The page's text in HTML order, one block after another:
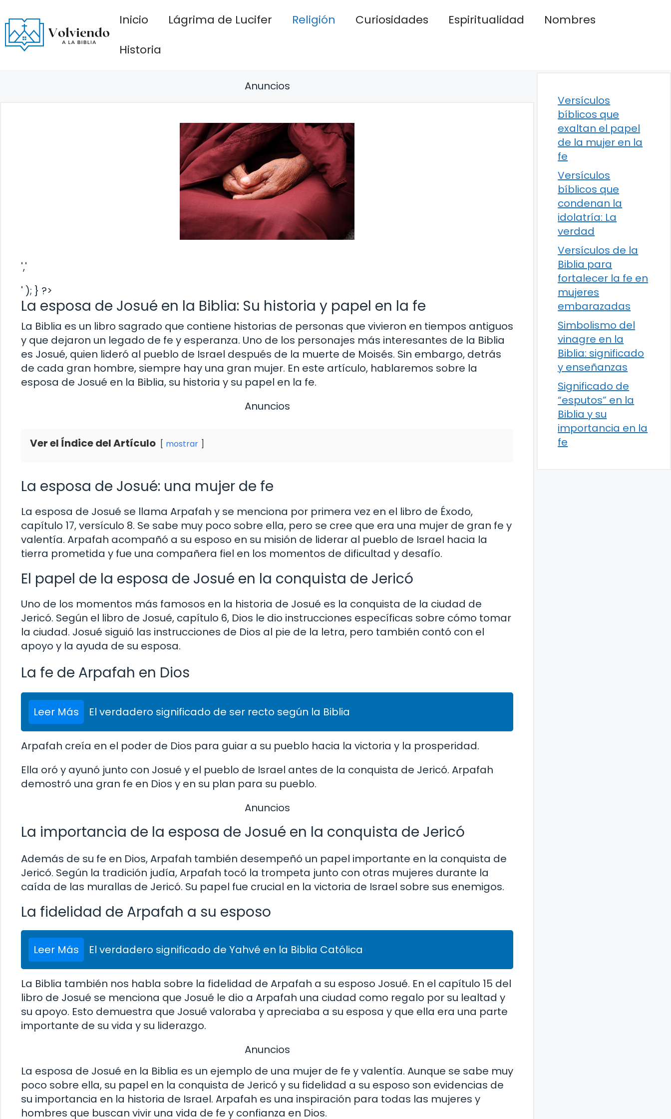
al
contenido
Inicio Lágrima de Lucifer Religión Curiosidades Espiritualidad
Nombres
Historia
Anuncios
','
' ); } ?>
La esposa de Josué en la Biblia: Su historia y papel en la fe
La Biblia es un libro sagrado que contiene historias de personas que vivieron en tiempos antiguos
y que dejaron un legado de fe y esperanza. Uno de los personajes más interesantes de la Biblia
es Josué, quien lideró al pueblo de Israel después de la muerte de Moisés. Sin embargo, detrás
de cada gran hombre, siempre hay una gran mujer. En este artículo, hablaremos sobre la
esposa de Josué en la Biblia, su historia y su papel en la fe.
Anuncios
Ver el Índice del Artículo mostrar
La esposa de Josué: una mujer de fe
La esposa de Josué se llama Arpafah y se menciona por primera vez en el libro de Éxodo,
capítulo 17, versículo 8. Se sabe muy poco sobre ella, pero se cree que era una mujer de gran fe y
valentía. Arpafah acompañó a su esposo en su misión de liderar al pueblo de Israel hacia la
tierra prometida y fue una compañera fiel en los momentos de dificultad y desafío.
El papel de la esposa de Josué en la conquista de Jericó
Uno de los momentos más famosos en la historia de Josué es la conquista de la ciudad de
Jericó. Según el libro de Josué, capítulo 6, Dios le dio instrucciones específicas sobre cómo tomar
la ciudad. Josué siguió las instrucciones de Dios al pie de la letra, pero también contó con el
apoyo y la ayuda de su esposa.
La fe de Arpafah en Dios
Leer Más El verdadero significado de ser recto según la Biblia
Arpafah creía en el poder de Dios para guiar a su pueblo hacia la victoria y la prosperidad.
Ella oró y ayunó junto con Josué y el pueblo de Israel antes de la conquista de Jericó. Arpafah
demostró una gran fe en Dios y en su plan para su pueblo.
Anuncios
La importancia de la esposa de Josué en la conquista de Jericó
Además de su fe en Dios, Arpafah también desempeñó un papel importante en la conquista de
Jericó. Según la tradición judía, Arpafah tocó la trompeta junto con otras mujeres durante la
caída de las murallas de Jericó. Su papel fue crucial en la victoria de Israel sobre sus enemigos.
La fidelidad de Arpafah a su esposo
Leer Más El verdadero significado de Yahvé en la Biblia Católica
La Biblia también nos habla sobre la fidelidad de Arpafah a su esposo Josué. En el capítulo 15 del
libro de Josué se menciona que Josué le dio a Arpafah una ciudad como regalo por su lealtad y
su apoyo. Esto demuestra que Josué valoraba y apreciaba a su esposa y que ella era una parte
importante de su vida y su liderazgo.
Anuncios
La esposa de Josué en la Biblia es un ejemplo de una mujer de fe y valentía. Aunque se sabe muy
poco sobre ella, su papel en la conquista de Jericó y su fidelidad a su esposo son evidencias de
su importancia en la historia de Israel. Arpafah es una inspiración para todas las mujeres y
hombres que buscan vivir una vida de fe y confianza en Dios.
Versículos
bíblicos que
exaltan el papel
de la mujer en la
fe
Versículos
bíblicos que
condenan la
idolatría: La
verdad
Versículos de la
Biblia para
fortalecer la fe en
mujeres
embarazadas
Simbolismo del
vinagre en la
Biblia: significado
y enseñanzas
Significado de
“esputos” en la
Biblia y su
importancia en la
fe